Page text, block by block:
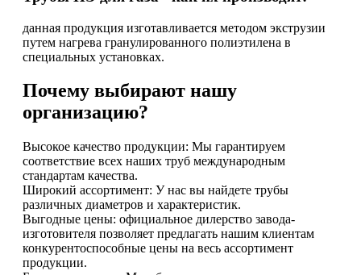
данная продукция изготавливается методом экструзии
путем нагрева гранулированного полиэтилена в
специальных установках.
Почему выбирают нашу
организацию?
Высокое качество продукции: Мы гарантируем
соответствие всех наших труб международным
стандартам качества.
Широкий ассортимент: У нас вы найдете трубы
различных диаметров и характеристик.
Выгодные цены: официальное дилерство завода-
изготовителя позволяет предлагать нашим клиентам
конкурентоспособные цены на весь ассортимент
продукции.